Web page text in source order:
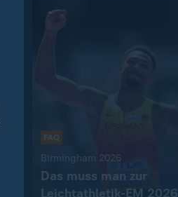
FAQ
Birmingham 2026:
Das muss man zur
Leichtathletik-EM 2026